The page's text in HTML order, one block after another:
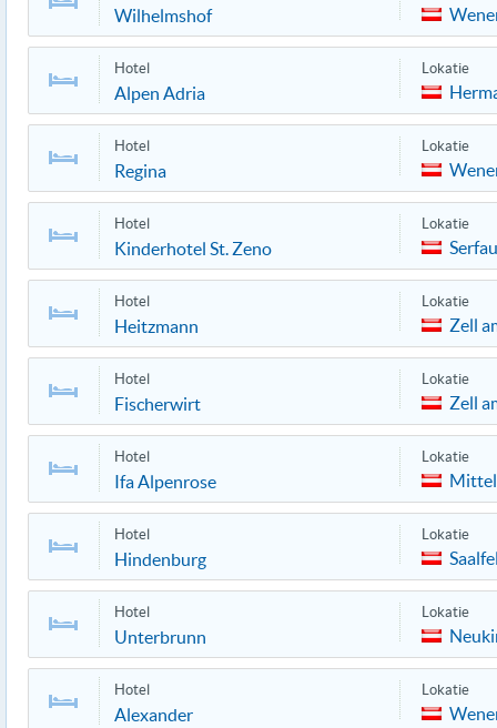
Wilhelmshof
Hotel
Alpen Adria
Lokatie
Hotel
Regina
Lokatie
Hotel
Kinderhotel St. Zeno
Lokatie
Hotel
Heitzmann
Lokatie
Zell
Hotel
Fischerwirt
Lokatie
Zell
Hotel
Ifa Alpenrose
Lokatie
Hotel
Hindenburg
Lokatie
Hotel
Unterbrunn
Lokatie
Hotel
Alexander
Lokatie